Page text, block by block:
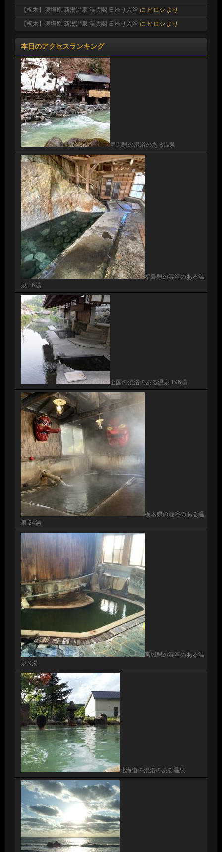
【栃木】奥塩原 新湯温泉 渓雲閣 日帰り入浴 に ヒロシ より
【栃木】奥塩原 新湯温泉 渓雲閣 日帰り入浴 に ヒロシ より
本日のアクセスランキング
群馬県の混浴のある温泉
福島県の混浴のある温
泉 16湯
全国の混浴のある温泉 196湯
栃木県の混浴のある温
泉 24湯
宮城県の混浴のある温
泉 9湯
北海道の混浴のある温泉